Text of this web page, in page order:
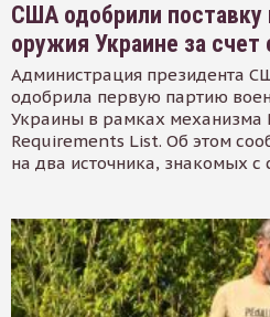
США одобрили поставку
оружия Украине за счет
Администрация президента
одобрила первую партию
Украины в рамках механизма
Requirements List. Об этом
на два источника, знакомых с